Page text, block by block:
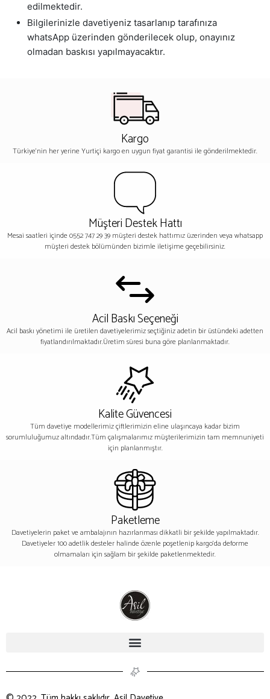
edilmektedir.
Bilgilerinizle davetiyeniz tasarlanıp tarafınıza
whatsApp üzerinden gönderilecek olup, onayınız
olmadan baskısı yapılmayacaktır.
Kargo
Türkiye'nin her yerine Yurtiçi kargo en uygun fiyat garantisi ile gönderilmektedir.
Müşteri Destek Hattı
Mesai saatleri içinde 0552 747 29 39 müşteri destek hattımız üzerinden veya whatsapp
müşteri destek bölümünden bizimle iletişime geçebilirsiniz.
Acil Baskı Seçeneği
Acil baskı yönetimi ile üretilen davetiyelerimiz seçtiğiniz adetin bir üstündeki adetten
fiyatlandırılmaktadır.Üretim süresi buna göre planlanmaktadır.
Kalite Güvencesi
Tüm davetiye modellerimiz çiftlerimizin eline ulaşıncaya kadar bizim
sorumluluğumuz altındadır.Tüm çalışmalarımız müşterilerimizin tam memnuniyeti
için planlanmıştır.
Paketleme
Davetiyelerin paket ve ambalajının hazırlanması dikkatli bir şekilde yapılmaktadır.
Davetiyeler 100 adetlik desteler halinde özenle poşetlenip kargo’da deforme
olmamaları için sağlam bir şekilde paketlenmektedir.